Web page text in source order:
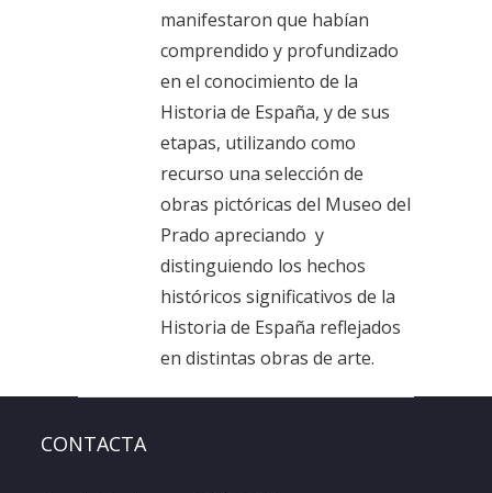
manifestaron que habían
comprendido y profundizado
en el conocimiento de la
Historia de España, y de sus
etapas, utilizando como
recurso una selección de
obras pictóricas del Museo del
Prado apreciando y
distinguiendo los hechos
históricos significativos de la
Historia de España reflejados
en distintas obras de arte.
CONTACTA